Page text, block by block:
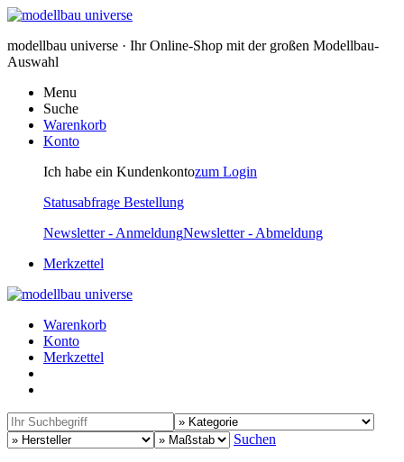
modellbau universe · Ihr Online-Shop mit der großen Modellbau-
Auswahl
Menu
Suche
Warenkorb
Konto
Ich habe ein Kundenkontozum Login
Statusabfrage Bestellung
Newsletter - AnmeldungNewsletter - Abmeldung
Merkzettel
Warenkorb
Konto
Merkzettel
Suchen